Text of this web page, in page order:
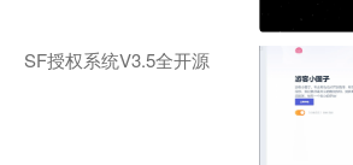
SF授权系统V3.5全开源